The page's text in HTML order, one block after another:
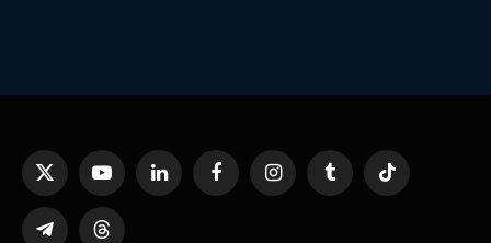
X
YouTubeLinkedIn FacebookInstagramTumblr TikTok
TelegramThreads